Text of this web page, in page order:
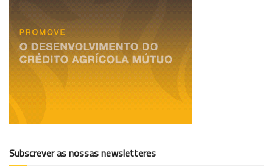
Subscrever as nossas newsletteres